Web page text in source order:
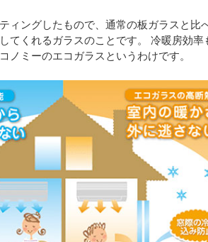
ィングしたもので、通常の板ガラスと比
てくれるガラスのことです。 冷暖房効率
ノミーのエコガラスというわけです。